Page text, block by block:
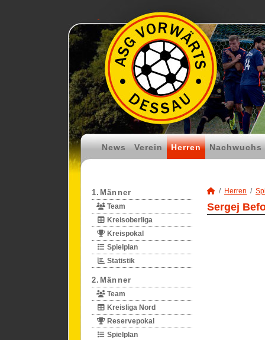
News Verein Herren Nachwuchs
1.Männer
Team
Kreisoberliga
Kreispokal
Spielplan
Statistik
2.Männer
Team
Kreisliga Nord
Reservepokal
Spielplan
Herren
Sergej